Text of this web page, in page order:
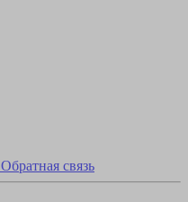
Обратная связь